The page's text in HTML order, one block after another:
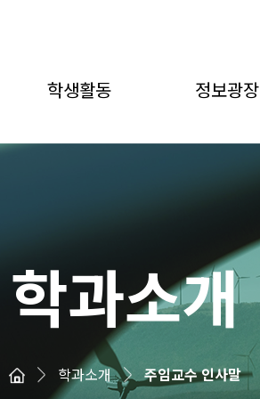
학생활동 정보광장
학과소개
학과소개 주임교수 인사말